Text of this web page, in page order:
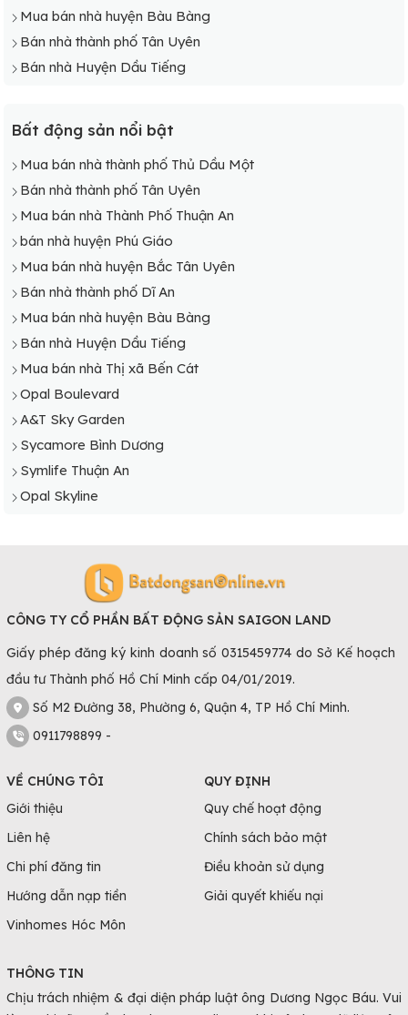
Mua bán nhà huyện Bàu Bàng
Bán nhà thành phố Tân Uyên
Bán nhà Huyện Dầu Tiếng
Bất động sản nổi bật
Mua bán nhà thành phố Thủ Dầu Một
Bán nhà thành phố Tân Uyên
Mua bán nhà Thành Phố Thuận An
bán nhà huyện Phú Giáo
Mua bán nhà huyện Bắc Tân Uyên
Bán nhà thành phố Dĩ An
Mua bán nhà huyện Bàu Bàng
Bán nhà Huyện Dầu Tiếng
Mua bán nhà Thị xã Bến Cát
Opal Boulevard
A&T Sky Garden
Sycamore Bình Dương
Symlife Thuận An
Opal Skyline
CÔNG TY CỔ PHẦN BẤT ĐỘNG SẢN SAIGON LAND
Giấy phép đăng ký kinh doanh số 0315459774 do Sở Kế hoạch
đầu tư Thành phố Hồ Chí Minh cấp 04/01/2019.
Số M2 Đường 38, Phường 6, Quận 4, TP Hồ Chí Minh.
0911798899 -
VỀ CHÚNG TÔI
Giới thiệu
Liên hệ
Chi phí đăng tin
Hướng dẫn nạp tiền
Vinhomes Hóc Môn
QUY ĐỊNH
Quy chế hoạt động
Chính sách bảo mật
Điều khoản sử dụng
Giải quyết khiếu nại
THÔNG TIN
Chịu trách nhiệm & đại diện pháp luật ông Dương Ngọc Báu. Vui